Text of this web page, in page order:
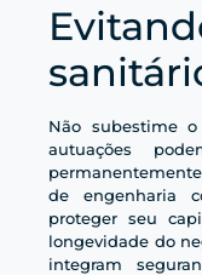
Não subestime
autuações
de engenharia
proteger seu
longevidade do
integram